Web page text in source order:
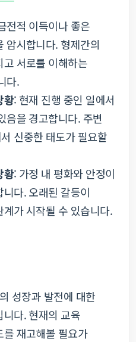
전적 이득이나 좋은
암시합니다. 형제간의
서로를 이해하는
다.
황: 현재 진행 중인 일에서
음을 경고합니다. 주변
신중한 태도가 필요할
황: 가정 내 평화와 안정이
다. 오래된 갈등이
가 시작될 수 있습니다.
성장과 발전에 대한
다. 현재의 교육
재고해볼 필요가